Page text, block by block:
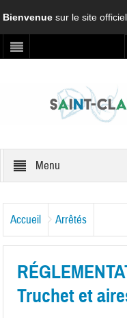
Bienvenuesur le site
Menu
Accueil Arrêtés
Truchet et